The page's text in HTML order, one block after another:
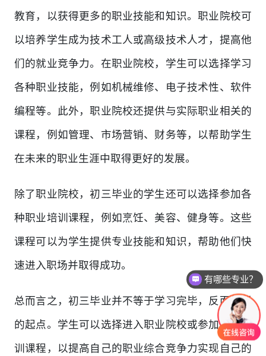
教育，以获得更多的职业技能和知识。职业院校可
以培养学生成为技术工人或高级技术人才，提高他
们的就业竞争力。在职业院校，学生可以选择学习
各种职业技能，例如机械维修、电子技术性、软件
编程等。此外，职业院校还提供与实际职业相关的
课程，例如管理、市场营销、财务等，以帮助学生
在未来的职业生涯中取得更好的发展。
除了职业院校，初三毕业的学生还可以选择参加各
种职业培训课程，例如烹饪、美容、健身等。这些
课程可以为学生提供专业技能和知识，帮助他们快
速进入职场并取得成功。
总而言之，初三毕业并不等于学习完毕，反而是新
的起点。学生可以选择进入职业院校或参加职业培
训课程，以提高自己的职业综合竞争力实现自己的
有哪些专业？